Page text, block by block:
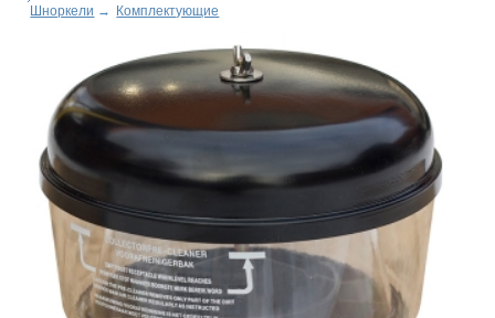
Шноркели → Комплектующие